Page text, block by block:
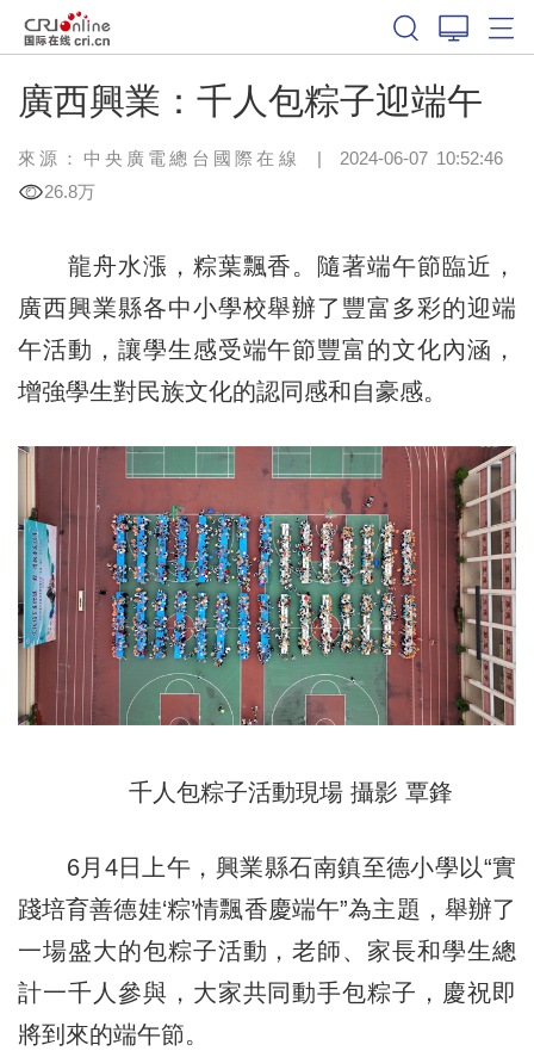
廣西興業：千人包粽子迎端午
來源：中央廣電總台國際在線 | 2024-06-07 10:52:46
26.8万
龍舟水漲，粽葉飄香。隨著端午節臨近，
廣西興業縣各中小學校舉辦了豐富多彩的迎端
午活動，讓學生感受端午節豐富的文化內涵，
增強學生對民族文化的認同感和自豪感。
千人包粽子活動現場 攝影 覃鋒
6月4日上午，興業縣石南鎮至德小學以“實
踐培育善德娃‘粽’情飄香慶端午”為主題，舉辦了
一場盛大的包粽子活動，老師、家長和學生總
計一千人參與，大家共同動手包粽子，慶祝即
將到來的端午節。